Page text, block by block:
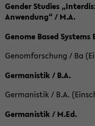
Gender Studies
Anwendung“ / M.A.
Genome Based Systems
Genomforschung / Ba
Germanistik / B.A.
Germanistik / B.A.
Germanistik / M.Ed.